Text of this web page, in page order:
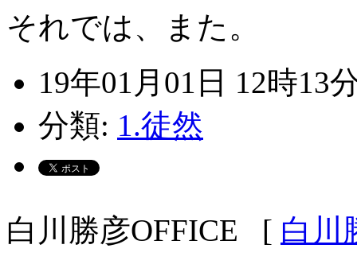
それでは、また。
19年01月01日 12時13
分類: 1.徒然
白川勝彦OFFICE [ 白川